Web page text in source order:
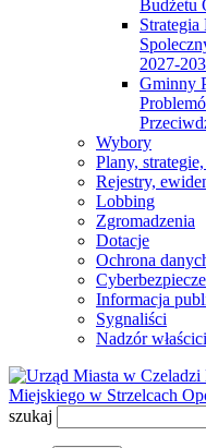
Budżetu
2027-
Gminny
Wybory
Plany,
Rejestry,
Lobbing
Zgromadzenia
Dotacje
Ochrona
Informacja
Sygnaliści
Nadzór
Miejskiego w Strzelcach
szukaj